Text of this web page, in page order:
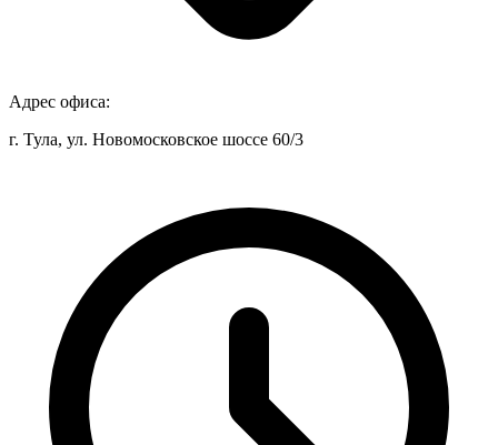
Адрес офиса:
г. Тула, ул. Новомосковское шоссе 60/3